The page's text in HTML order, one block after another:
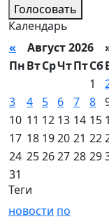
Голосовать
Календарь
« Август 2026
ПнВтСрЧтПтСб
1
3
4 5 6 7 8
10 11 12 13 14 15
17 18 1920 21 22
24 252627 28 29
31
Теги
новости по